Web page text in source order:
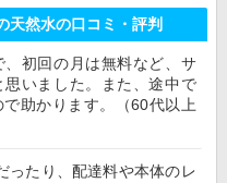
然水の口コミ・評判
初回の月は無料など、サ
いました。また、途中で
助かります。（60代以上
ったり、配達料や本体のレ